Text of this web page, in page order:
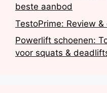
beste aanbod
TestoPrime: Review &
Powerlift schoenen:
voor squats &